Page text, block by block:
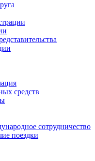
средств
сотрудничество
поездки